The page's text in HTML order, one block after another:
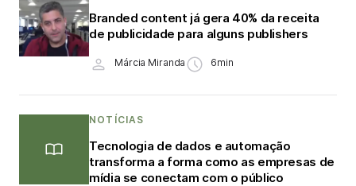
Branded content já gera 40% da receita
de publicidade para alguns publishers
Márcia Miranda 6min
NOTÍCIAS
Tecnologia de dados e automação
transforma a forma como as empresas de
mídia se conectam com o público